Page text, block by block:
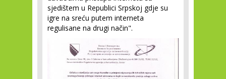
sjedištem u Republici Srpskoj gdje su
igre na sreću putem interneta
regulisane na drugi način".